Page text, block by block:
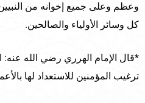
وعظم وعلى جميع إخوانه من
كل وسائر الأولياء والصالحين.
*قال الإمام الهرري رضي الله عنه:
ترغيب المؤمنين للاستعداد لها